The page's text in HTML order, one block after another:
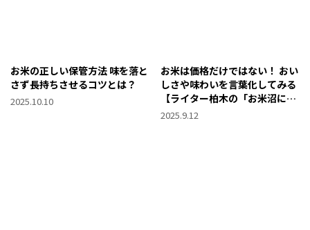
お米の正しい保管方法 味を落と
さず長持ちさせるコツとは？
2025.10.10
お米は価格だけではない！ おい
しさや味わいを言葉化してみる
【ライター柏木の「お米沼によ
うこそ」第10回】
2025.9.12